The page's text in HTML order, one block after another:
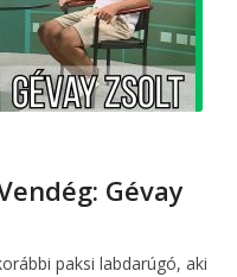
Gévay
paksi labdarúgó, aki